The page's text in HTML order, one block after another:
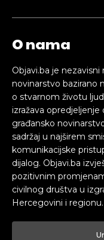
O nama
Objavi.ba je
novinarstvo bazirano
o stvarnom životu
izražava
građansko
sadržaj u najširem
komunikacijske
dijalog. Objavi.ba
pozitivnim
civilnog društva u
Hercegovini i